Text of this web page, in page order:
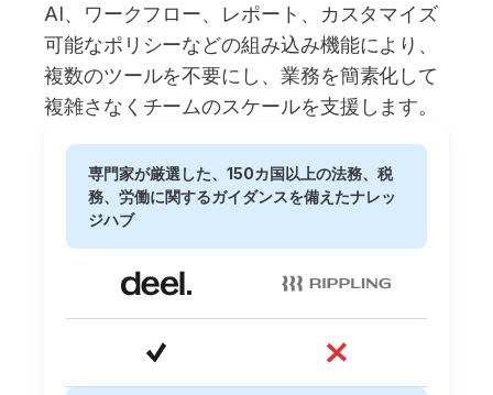
AI、ワークフロー、レポート、カスタマイズ
可能なポリシーなどの組み込み機能により、
複数のツールを不要にし、業務を簡素化して
複雑さなくチームのスケールを支援します。
専門家が厳選した、150カ国以上の法務、税
務、労働に関するガイダンスを備えたナレッ
ジハブ